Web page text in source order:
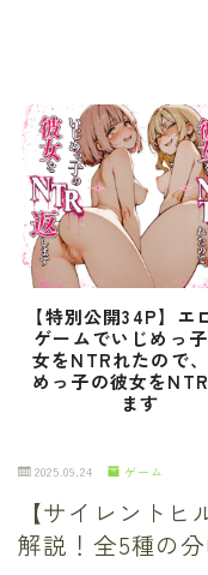
【特別公開34P】エ
ゲームでいじめっ
女をNTRれたので
めっ子の彼女を
ます
2025.09.24 ゲーム
【サイレント
解説！全5種の